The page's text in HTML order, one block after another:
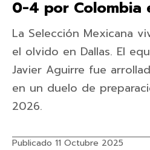
0-4 por Colombia
La Selección Mexicana
el olvido en Dallas. El
Javier Aguirre fue
en un duelo de
2026.
Publicado 11 Octubre 2025